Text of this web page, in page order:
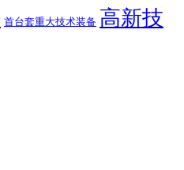
首台套重大技术装备 高新技